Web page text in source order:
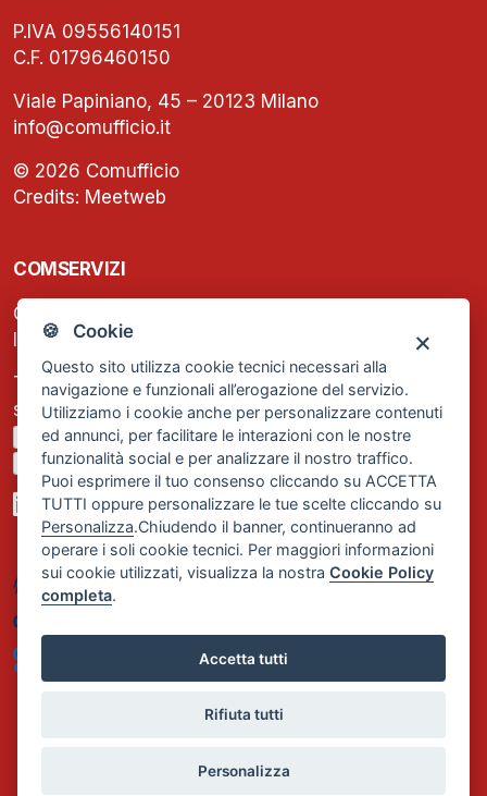
🍪 Cookie
Questo sito utilizza cookie tecnici necessari alla
navigazione e funzionali all’erogazione del servizio.
Utilizziamo i cookie anche per personalizzare contenuti
ed annunci, per facilitare le interazioni con le nostre
funzionalità social e per analizzare il nostro traffico.
Puoi esprimere il tuo consenso cliccando su ACCETTA
TUTTI oppure personalizzare le tue scelte cliccando su
Personalizza.Chiudendo il banner, continueranno ad
operare i soli cookie tecnici. Per maggiori informazioni
sui cookie utilizzati, visualizza la nostraCookie Policy
completa.
Accetta tutti
Rifiuta tutti
Personalizza
P.IVA 09556140151
C.F. 01796460150
Viale Papiniano, 45 – 20123 Milano
info@comufficio.it
© 2026 Comufficio
Credits: Meetweb
COMSERVIZI
C.F. e P.IVA: 13474420158
Iscrizione REA Milano n. 1656740
Tel. +39 02 2838 1307
segreteria@comservizi.eu
Privacy Policy
Cookie Policy